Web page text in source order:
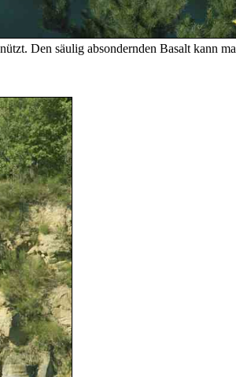
Den säulig absondernden Basalt kann